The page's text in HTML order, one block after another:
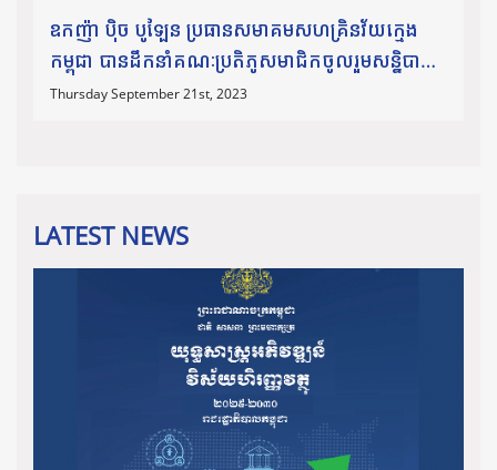
ឧកញ៉ា​ បុិច បូឡែន ប្រធានសមាគមសហគ្រិនវ័យក្មេង
កម្ពុជា បានដឹកនាំគណៈប្រតិភូសមាជិកចូលរួមសន្និបាត
Global Entrepreneurship Congress (GEC)
Thursday September 21st, 2023
LATEST NEWS